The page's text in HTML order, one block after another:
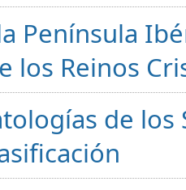
Península
los Reinos
de